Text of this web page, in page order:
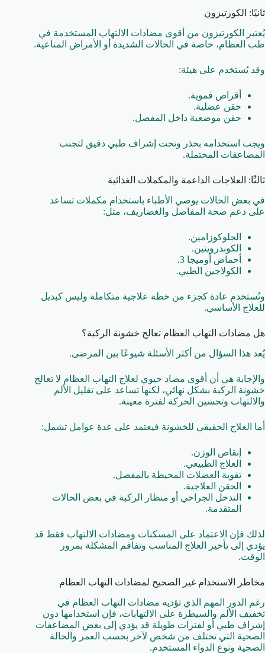
ثانيًا: الكورتيزون
يُعتبر الكورتيزون من أقوى مضادات الالتهاب المستخدمة في
طب العظام، خاصة في الحالات الشديدة أو الأمراض المناعية.
وقد يُستخدم على هيئة:
أقراص فموية.
حقن عضلية.
حقن موضعية داخل المفصل.
ويجب استخدامه بحذر وتحت إشراف طبي دقيق لتجنب
المضاعفات المحتملة.
ثالثًا: العلاجات الداعمة والمكملات الغذائية
في بعض الحالات يوصي الأطباء باستخدام مكملات تساعد
على دعم صحة المفاصل والغضاريف، مثل:
الجلوكوزامين.
الكوندرويتين.
أحماض أوميجا 3.
الكولاجين الطبي.
وتُستخدم عادة كجزء من خطة علاجية متكاملة وليس كبديل
للعلاج الأساسي.
هل مضادات التهاب العظام تعالج خشونة الركبة؟
يُعد هذا السؤال من أكثر الأسئلة شيوعًا بين المرضى.
والإجابة هي أن أقوى مضاد حيوي لعلاج التهاب العظام لا تعالج
خشونة الركبة بشكل نهائي، لكنها تساعد على تقليل الألم
والالتهاب وتحسين الحركة لفترة معينة.
أما العلاج الحقيقي للخشونة فيعتمد على عدة عوامل تشمل:
إنقاص الوزن.
العلاج الطبيعي.
تقوية العضلات المحيطة بالمفصل.
الحقن العلاجية.
التدخل الجراحي أو منظار الركبة في بعض الحالات
المتقدمة.
لذلك فإن الاعتماد على المسكنات ومضادات الالتهاب فقط قد
يؤدي إلى تأخير العلاج المناسب وتفاقم المشكلة بمرور
الوقت.
مخاطر الاستخدام غير الصحيح لمضادات التهاب العظام
رغم الدور المهم الذي تؤديه مضادات التهاب العظام في
تخفيف الألم والسيطرة على الالتهابات، فإن استخدامها دون
إشراف طبي أو لفترات طويلة قد يؤدي إلى بعض المضاعفات
الصحية التي تختلف من شخص لآخر بحسب العمر والحالة
الصحية ونوع الدواء المستخدم.